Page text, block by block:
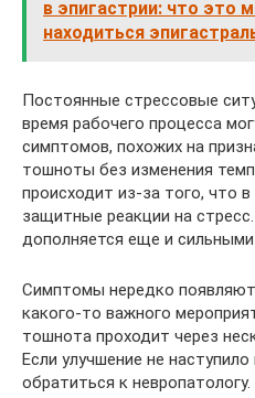
в эпигастрии: что это
находиться
Постоянные стрессовые
время рабочего процесса
симптомов, похожих на
тошноты без изменения
происходит из-за того, что
защитные реакции на
дополняется еще и
Симптомы нередко
какого-то важного
тошнота проходит через
Если улучшение не
обратиться к